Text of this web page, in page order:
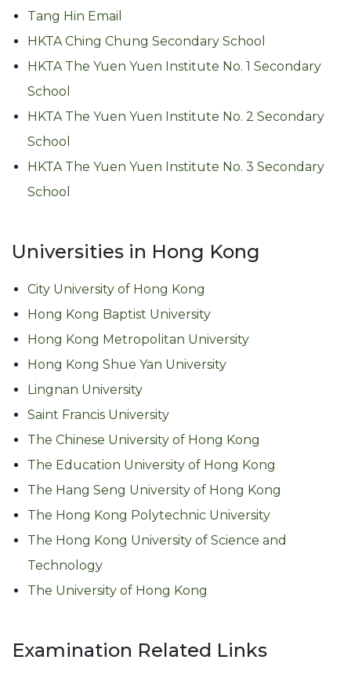
Tang Hin Email
HKTA Ching Chung Secondary School
HKTA The Yuen Yuen Institute No. 1 Secondary
School
HKTA The Yuen Yuen Institute No. 2 Secondary
School
HKTA The Yuen Yuen Institute No. 3 Secondary
School
Universities in Hong Kong
City University of Hong Kong
Hong Kong Baptist University
Hong Kong Metropolitan University
Hong Kong Shue Yan University
Lingnan University
Saint Francis University
The Chinese University of Hong Kong
The Education University of Hong Kong
The Hang Seng University of Hong Kong
The Hong Kong Polytechnic University
The Hong Kong University of Science and
Technology
The University of Hong Kong
Examination Related Links